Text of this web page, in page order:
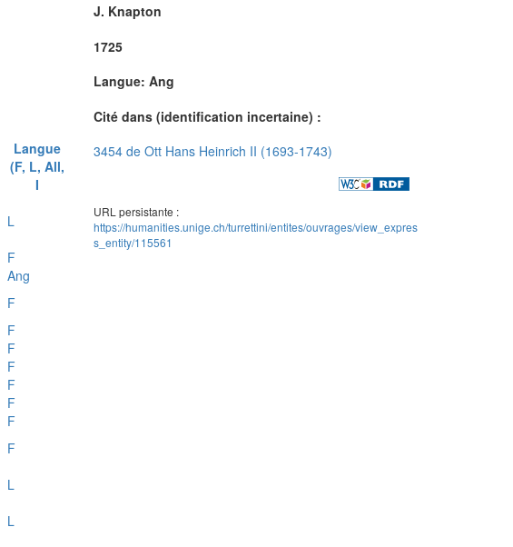
Langue
(F, L, All,
I
L
F
Ang
F
F
F
F
F
F
F
F
L
L
J. Knapton
1725
Langue: Ang
Cité dans (identification incertaine) :
3454 de Ott Hans Heinrich II (1693-1743)
URL persistante :
https://humanities.unige.ch/turrettini/entites/ouvrages/view_expres
s_entity/115561